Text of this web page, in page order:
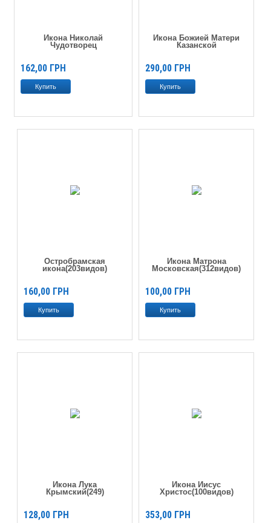
Икона Николай
Чудотворец
162,00 ГРН
Икона Божией Матери
Казанской
290,00 ГРН
Остробрамская
икона(203видов)
160,00 ГРН
Икона Матрона
Московская(312видов)
100,00 ГРН
Икона Лука
Крымский(249)
128,00 ГРН
Икона Иисус
Христос(100видов)
353,00 ГРН